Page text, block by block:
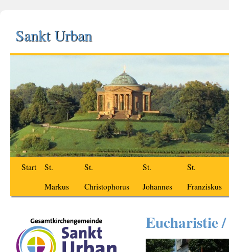
Sankt Urban
Start
St.
Markus
St.
Christophorus
St.
Johannes
St.
Franziskus
Eucharistie